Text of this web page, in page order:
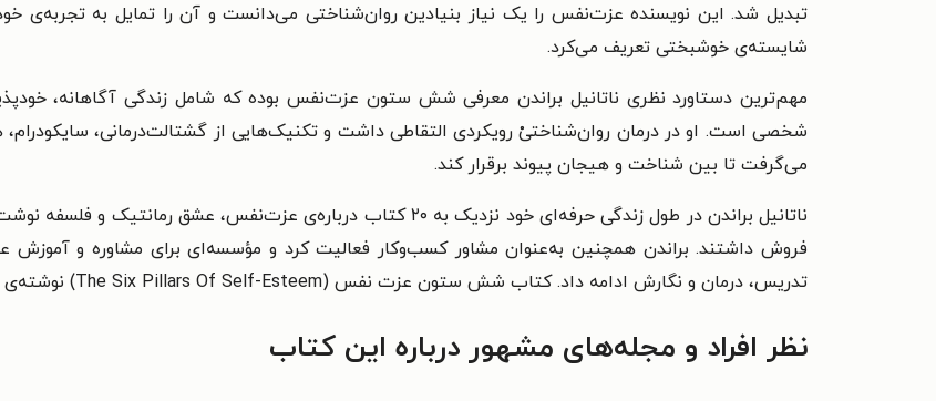
تبدیل شد. این نویسنده عزت‌نفس را یک نیاز بنیادین روان‌شناختی می‌دانست و آن را تمایل به تجربه‌ی
شایسته‌ی خوشبختی تعریف می‌کرد.
مهم‌ترین دستاورد نظری ناتانیل براندن معرفی شش ستون عزت‌نفس بوده که شامل زندگی آگاهانه،
شخصی است. او در درمان روان‌شناختیْ رویکردی التقاطی داشت و تکنیک‌هایی از گشتالت‌درمانی، سایکودرام،
می‌گرفت تا بین شناخت و هیجان پیوند برقرار کند.
ناتانیل براندن
فروش داشتند. براندن همچنین به‌عنوان مشاور کسب‌وکار فعالیت کرد و مؤسسه‌ای برای مشاوره و
تدریس، درمان و نگارش ادامه داد.کتاب شش ستون عزت نفس (The Six Pillars Of Self-Esteem) نوشته‌ی ناتانیل براندن است.
نظر افراد و مجله‌های مشهور درباره این کتاب